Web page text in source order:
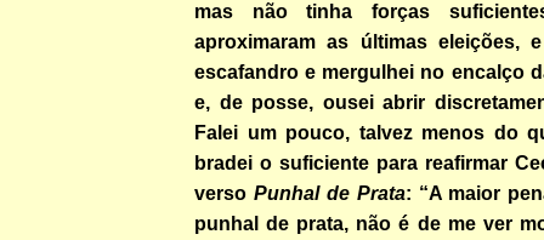
mas não tinha forças
aproximaram as últimas eleições,
escafandro e mergulhei no encalço
e, de posse, ousei abrir
Falei um pouco, talvez menos do
bradei o suficiente para reafirmar
verso Punhal de Prata: “A maior
punhal de prata, não é de me ver